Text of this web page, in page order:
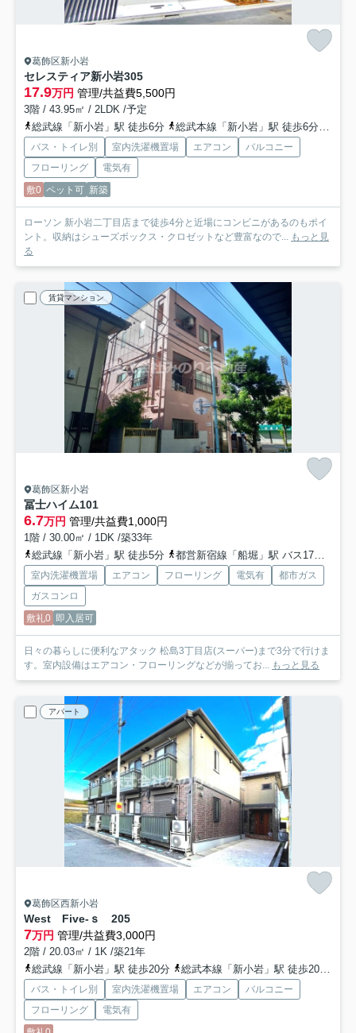
葛飾区新小岩
セレスティア新小岩305
17.9万円 管理/共益費5,500円
3階 / 43.95㎡ / 2LDK /予定
総武線「新小岩」駅 徒歩6分
総武本線「新小岩」駅 徒歩6分
バス・トイレ別 室内洗濯機置場 エアコン
バルコニー
フローリング
電気有
敷0 ペット可 新築
ローソン 新小岩二丁目店まで徒歩4分と近場にコンビニがあるのもポイ
ント。収納はシューズボックス・クロゼットなど豊富なので... もっと見
る
賃貸マンション
葛飾区新小岩
冨士ハイム101
6.7万円 管理/共益費1,000円
1階 / 30.00㎡ / 1DK /築33年
総武線「新小岩」駅 徒歩5分
都営新宿線「船堀」駅 バス17分 「新小岩一丁目」 停歩2分
室内洗濯機置場 エアコン フローリング 電気有
都市ガス
ガスコンロ
敷礼0 即入居可
日々の暮らしに便利なアタック 松島3丁目店(スーパー)まで3分で行けま
す。室内設備はエアコン・フローリングなどが揃ってお... もっと見る
アパート
葛飾区西新小岩
West Five-ｓ 205
7万円 管理/共益費3,000円
2階 / 20.03㎡ / 1K /築21年
総武線「新小岩」駅 徒歩20分
総武本線「新小岩」駅 徒歩20分
バス・トイレ別 室内洗濯機置場 エアコン
バルコニー
フローリング
電気有